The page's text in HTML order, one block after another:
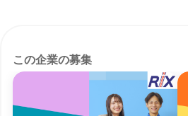
この企業の募集